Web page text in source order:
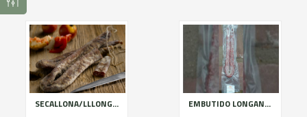
SECALLONA/LLLONGANISSA SECA
EMBUTIDO LONGANIZA SECA ARTESANAL